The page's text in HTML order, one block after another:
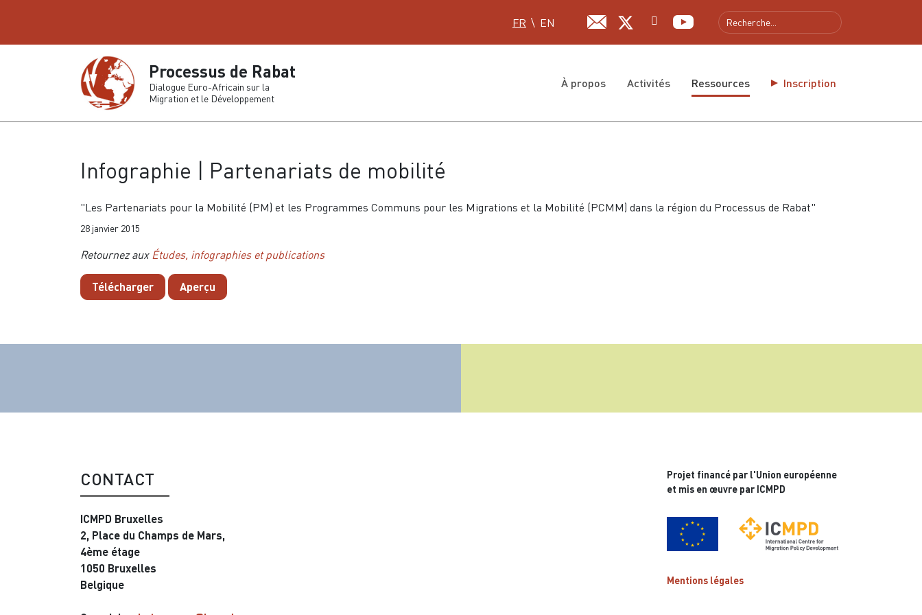
Sélectionnez votre langue
FR EN
Processus de Rabat
Dialogue Euro-Africain sur la
Migration et le Développement
À propos Activités Ressources Inscription
Infographie | Partenariats de mobilité
"Les Partenariats pour la Mobilité (PM) et les Programmes Communs pour les Migrations et la Mobilité (PCMM) dans la région du Processus de Rabat"
28 janvier 2015
Retournez aux Études, infographies et publications
Télécharger Aperçu
CONTACT
ICMPD Bruxelles
2, Place du Champs de Mars,
4ème étage
1050 Bruxelles
Belgique
Projet financé par l'Union européenne
et mis en œuvre par ICMPD
Mentions légales